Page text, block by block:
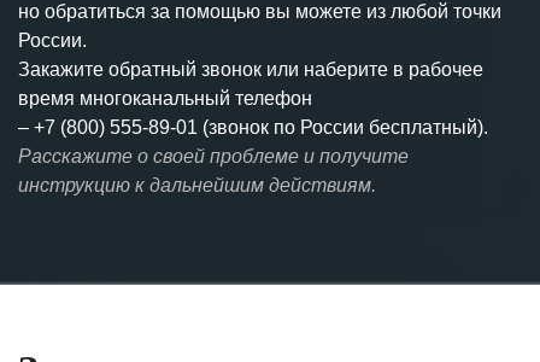
но обратиться за помощью вы можете из любой точки
России.
Закажите обратный звонок или наберите в рабочее
время многоканальный телефон
– +7 (800) 555-89-01 (звонок по России бесплатный).
Расскажите о своей проблеме и получите
инструкцию к дальнейшим действиям.